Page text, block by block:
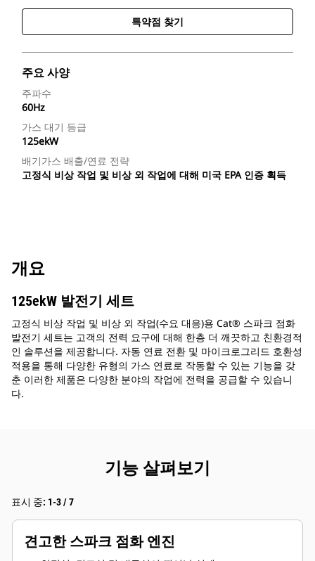
특약점 찾기
주요 사양
주파수
60Hz
가스 대기 등급
125ekW
배기가스 배출/연료 전략
고정식 비상 작업 및 비상 외 작업에 대해 미국 EPA 인증 획득
개요
125ekW 발전기 세트
고정식 비상 작업 및 비상 외 작업(수요 대응)용 Cat® 스파크 점화
발전기 세트는 고객의 전력 요구에 대해 한층 더 깨끗하고 친환경적
인 솔루션을 제공합니다. 자동 연료 전환 및 마이크로그리드 호환성
적용을 통해 다양한 유형의 가스 연료로 작동할 수 있는 기능을 갖
춘 이러한 제품은 다양한 분야의 작업에 전력을 공급할 수 있습니
다.
기능 살펴보기
표시 중: 1-3 / 7
견고한 스파크 점화 엔진